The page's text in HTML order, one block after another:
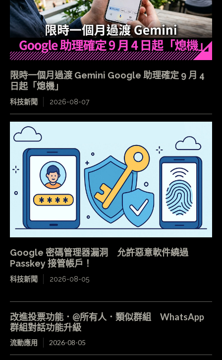
限時一個月過渡 Gemini Google 助理確定 9 月 4
日起「熄機」
科技新聞 2026-08-07
Google 密碼管理器漏洞 允許惡意軟件繞過
Passkey 接管帳戶！
科技新聞 2026-08-05
改進投票功能．@所有人．類似群組 WhatsApp
群組對話功能升級
流動應用 2026-08-05